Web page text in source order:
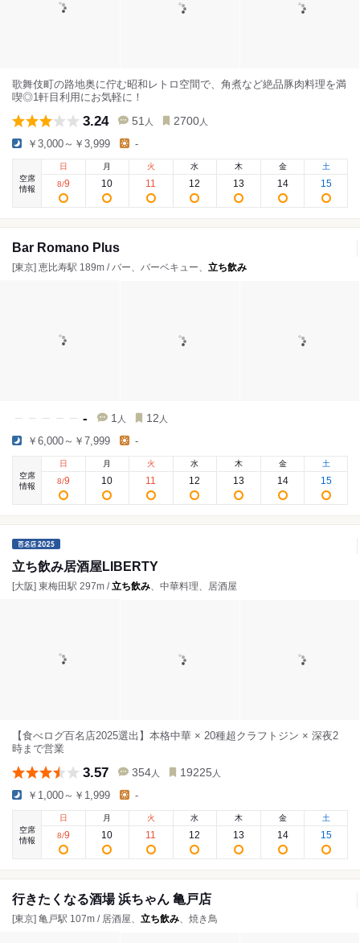
歌舞伎町の路地奥に佇む昭和レトロ空間で、角煮など絶品豚肉料理を満
喫◎1軒目利用にお気軽に！
3.24 51 人 2700 人
￥3,000～￥3,999 -
空席
情報
日
8/9
月
10
火
11
水
12
木
13
金
14
土
15
Bar Romano Plus
[東京] 恵比寿駅 189m / バー、バーベキュー、 立ち飲み
- 1 人 12 人
￥6,000～￥7,999 -
空席
情報
日
8/9
月
10
火
11
水
12
木
13
金
14
土
15
立ち飲み居酒屋LIBERTY
[大阪] 東梅田駅 297m /立ち飲み、中華料理、居酒屋
【食べログ百名店2025選出】本格中華 × 20種超クラフトジン × 深夜2
時まで営業
3.57 354 人 19225 人
￥1,000～￥1,999 -
空席
情報
日
8/9
月
10
火
11
水
12
木
13
金
14
土
15
行きたくなる酒場 浜ちゃん 亀戸店
[東京] 亀戸駅 107m / 居酒屋、 立ち飲み、焼き鳥